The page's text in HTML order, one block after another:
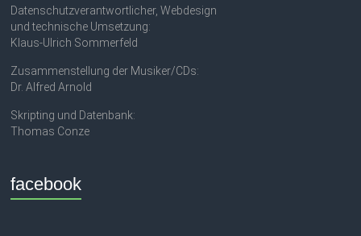
Datenschutzverantwortlicher, Webdesign
und technische Umsetzung:
Klaus-Ulrich Sommerfeld
Zusammenstellung der Musiker/CDs:
Dr. Alfred Arnold
Skripting und Datenbank:
Thomas Conze
facebook